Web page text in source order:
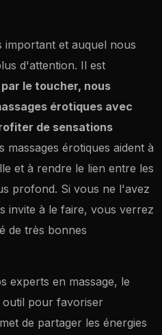
important et auquel nous
d'attention. Il est
par le toucher, nous
érotiques avec
de sensations
massages érotiques aident à
et à rendre le lien entre les
profond. Si vous ne l'avez
invite à le faire, vous verrez
de très bonnes
experts en massage, le
pour favoriser
de partager les énergies